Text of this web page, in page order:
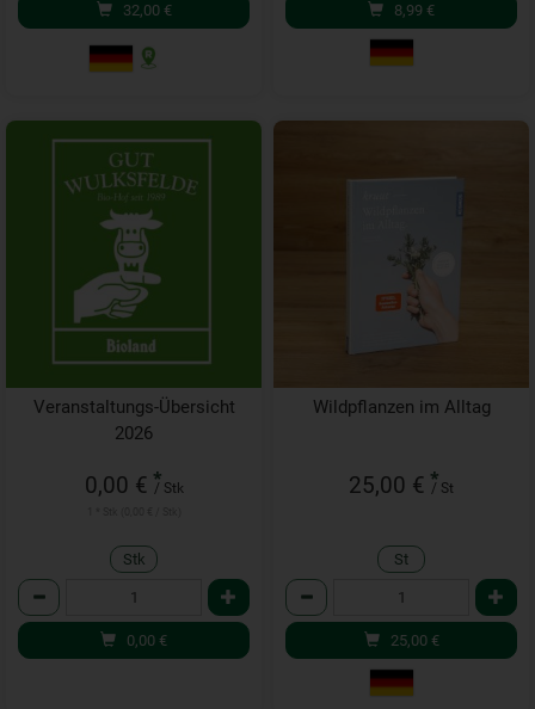
32,00 € 8,99 €
Veranstaltungs-Übersicht
2026
0,00 € *
/ Stk
Stk
Anzahl
0,00 €
Wildpflanzen im Alltag
25,00 € *
/ St
St
Anzahl
25,00 €